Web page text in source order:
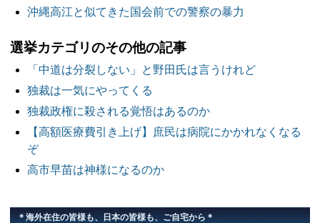
沖縄高江と似てきた国会前での警察の暴力
選挙カテゴリのその他の記事
「中道は分裂しない」と野田氏は言うけれど
独裁は一気にやってくる
独裁政権に殺される覚悟はあるのか
【高額医療費引き上げ】庶民は病院にかかれなくなる
ぞ
高市早苗は神様になるのか
＊海外在住の皆様も、日本の皆様も、ご自宅から＊